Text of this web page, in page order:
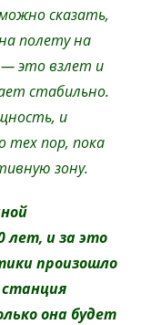
сказать,
полету на
— это взлет и
стабильно.
и
тех пор, пока
зону.
лет, и за это
произошло
она будет